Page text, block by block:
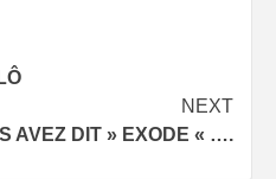
NEXT
AVEZ DIT » EXODE « ….